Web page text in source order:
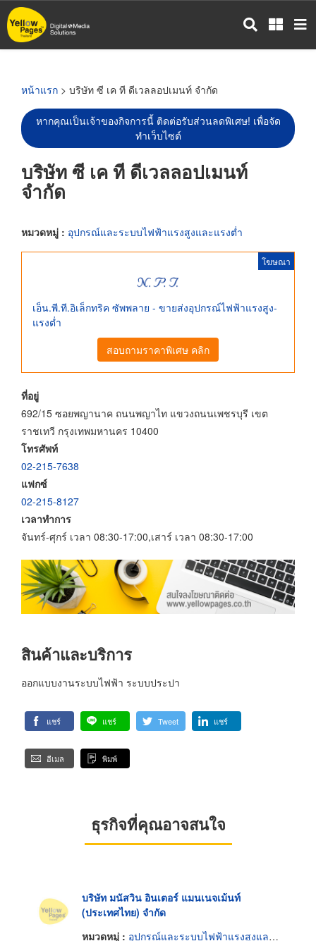
ข้าม
ไป
หน้าแรก > บริษัท ซี เค ที ดีเวลลอปเมนท์ จำกัด
หากคุณเป็นเจ้าของกิจการนี้ ติดต่อรับส่วนลดพิเศษ! เพื่อจัด
ทำเว็บไซต์
บริษัท ซี เค ที ดีเวลลอปเมนท์
จำกัด
หมวดหมู่ : อุปกรณ์และระบบไฟฟ้าแรงสูงและแรงต่ำ
โฆษณา
เอ็น.พี.ที.อิเล็กทริค ซัพพลาย - ขายส่งอุปกรณ์ไฟฟ้าแรงสูง-
แรงต่ำ
สอบถามราคาพิเศษ คลิก
ที่อยู่
692/15 ซอยพญานาค ถนนพญาไท แขวงถนนเพชรบุรี เขต
ราชเทวี กรุงเทพมหานคร 10400
โทรศัพท์
02-215-7638
แฟกซ์
02-215-8127
เวลาทำการ
จันทร์-ศุกร์ เวลา 08:30-17:00,เสาร์ เวลา 08:30-17:00
สินค้าและบริการ
ออกแบบงานระบบไฟฟ้า ระบบประปา
แชร์ แชร์ Tweet แชร์
อีเมล พิมพ์
ธุรกิจที่คุณอาจสนใจ
บริษัท มนัสวิน อินเตอร์ แมนเนจเม้นท์
(ประเทศไทย) จำกัด
หมวดหมู่ : อุปกรณ์และระบบไฟฟ้าแรงสูงและแรงต่ำ